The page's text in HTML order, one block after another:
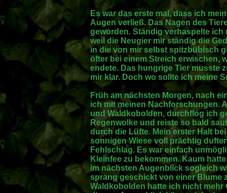
Es war das erste mal, dass ich
Augen verließ. Das Nagen des
geworden. Ständig verhaspelte ich
weil die Neugier mir ständig die
in die von mir selbst spitzbübisch
öfter bei einem Streich erwischen,
endete. Das hungrige Tier musste
mir klar. Doch wo sollte ich meine
Früh am nächsten Morgen, nach
ich mit meinen Nachforschungen.
und Waldkobolden, durchflog ich
Regenwolke und reiste so bald
durch die Lüfte. Mein erster Halt
sonnigen Wiese voll prächtig
Fehlschlag. Es war einfach
Kleinfee zu bekommen. Kaum
im nächsten Augenblick sogleich
sprang geschickt von einer Blume
Waldkobolden hatte ich nicht mehr